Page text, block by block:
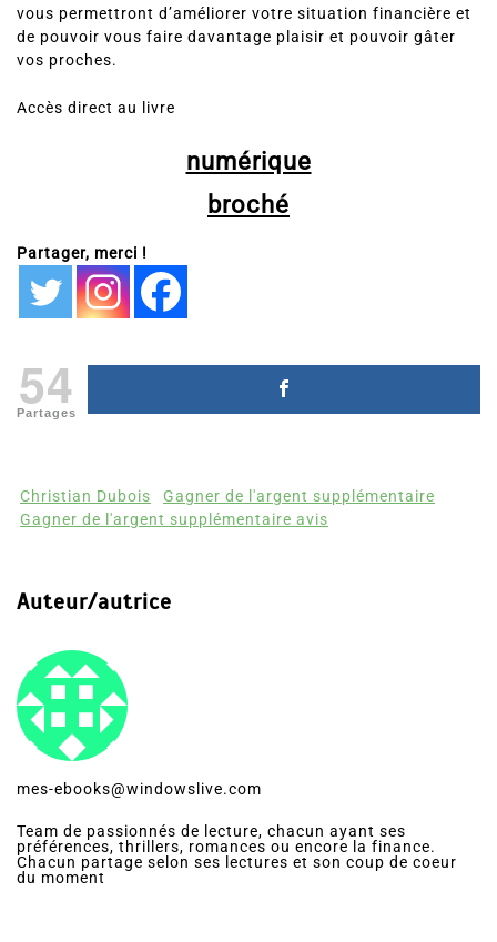
vous permettront d’améliorer votre situation financière et
de pouvoir vous faire davantage plaisir et pouvoir gâter
vos proches.
Accès direct au livre
numérique
broché
Partager, merci !
54
Partages
Christian Dubois
Gagner de l'argent supplémentaire
Gagner de l'argent supplémentaire avis
Auteur/autrice
mes-ebooks@windowslive.com
Team de passionnés de lecture, chacun ayant ses
préférences, thrillers, romances ou encore la finance.
Chacun partage selon ses lectures et son coup de coeur
du moment